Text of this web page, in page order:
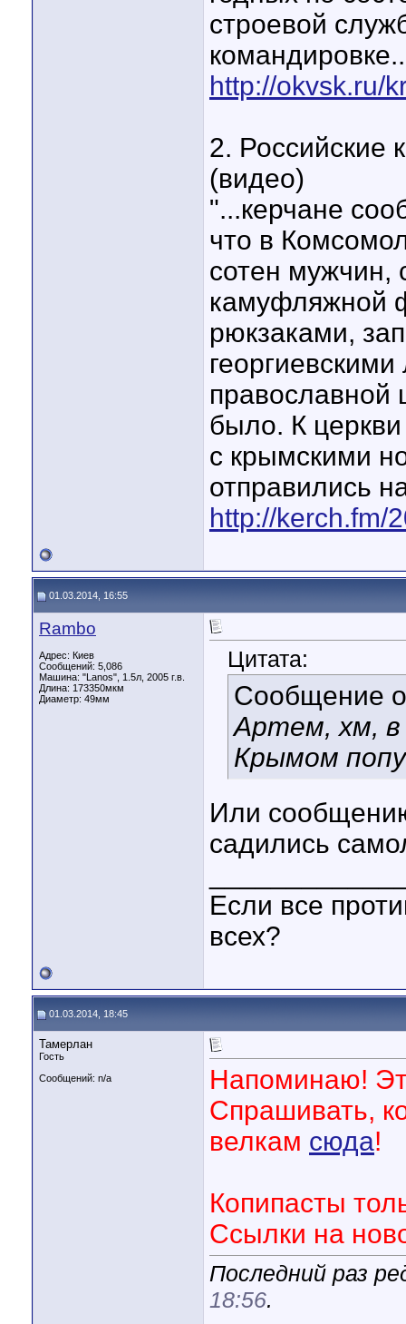
строевой
http://okvsk.ru/
2. Российские
(видео)
"...керчане
что в
сотен мужчин,
камуфляжной
рюкзаками,
православной
было. К
с крымскими
отправились
http://kerch.fm/
01.03.2014, 16:55
Rambo
Адрес: Киев
Сообщений: 5,086
Машина: "Lanos", 1.5л, 2005 г.в.
Длина: 173350мкм
Диаметр: 49мм
Цитата:
Сообщение
Артем, хм, в
Крымом
Или
садились
Если все
всех?
01.03.2014, 18:45
Тамерлан
Гость
Сообщений: n/a
Напоминаю!
Спрашивать,
велкам сюда!
Копипасты
Ссылки на
Последний раз
18:56.